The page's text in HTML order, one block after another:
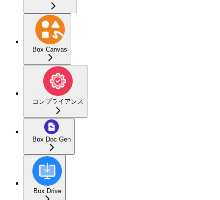
Box Canvas
コンプライアンス
Box Doc Gen
Box Drive